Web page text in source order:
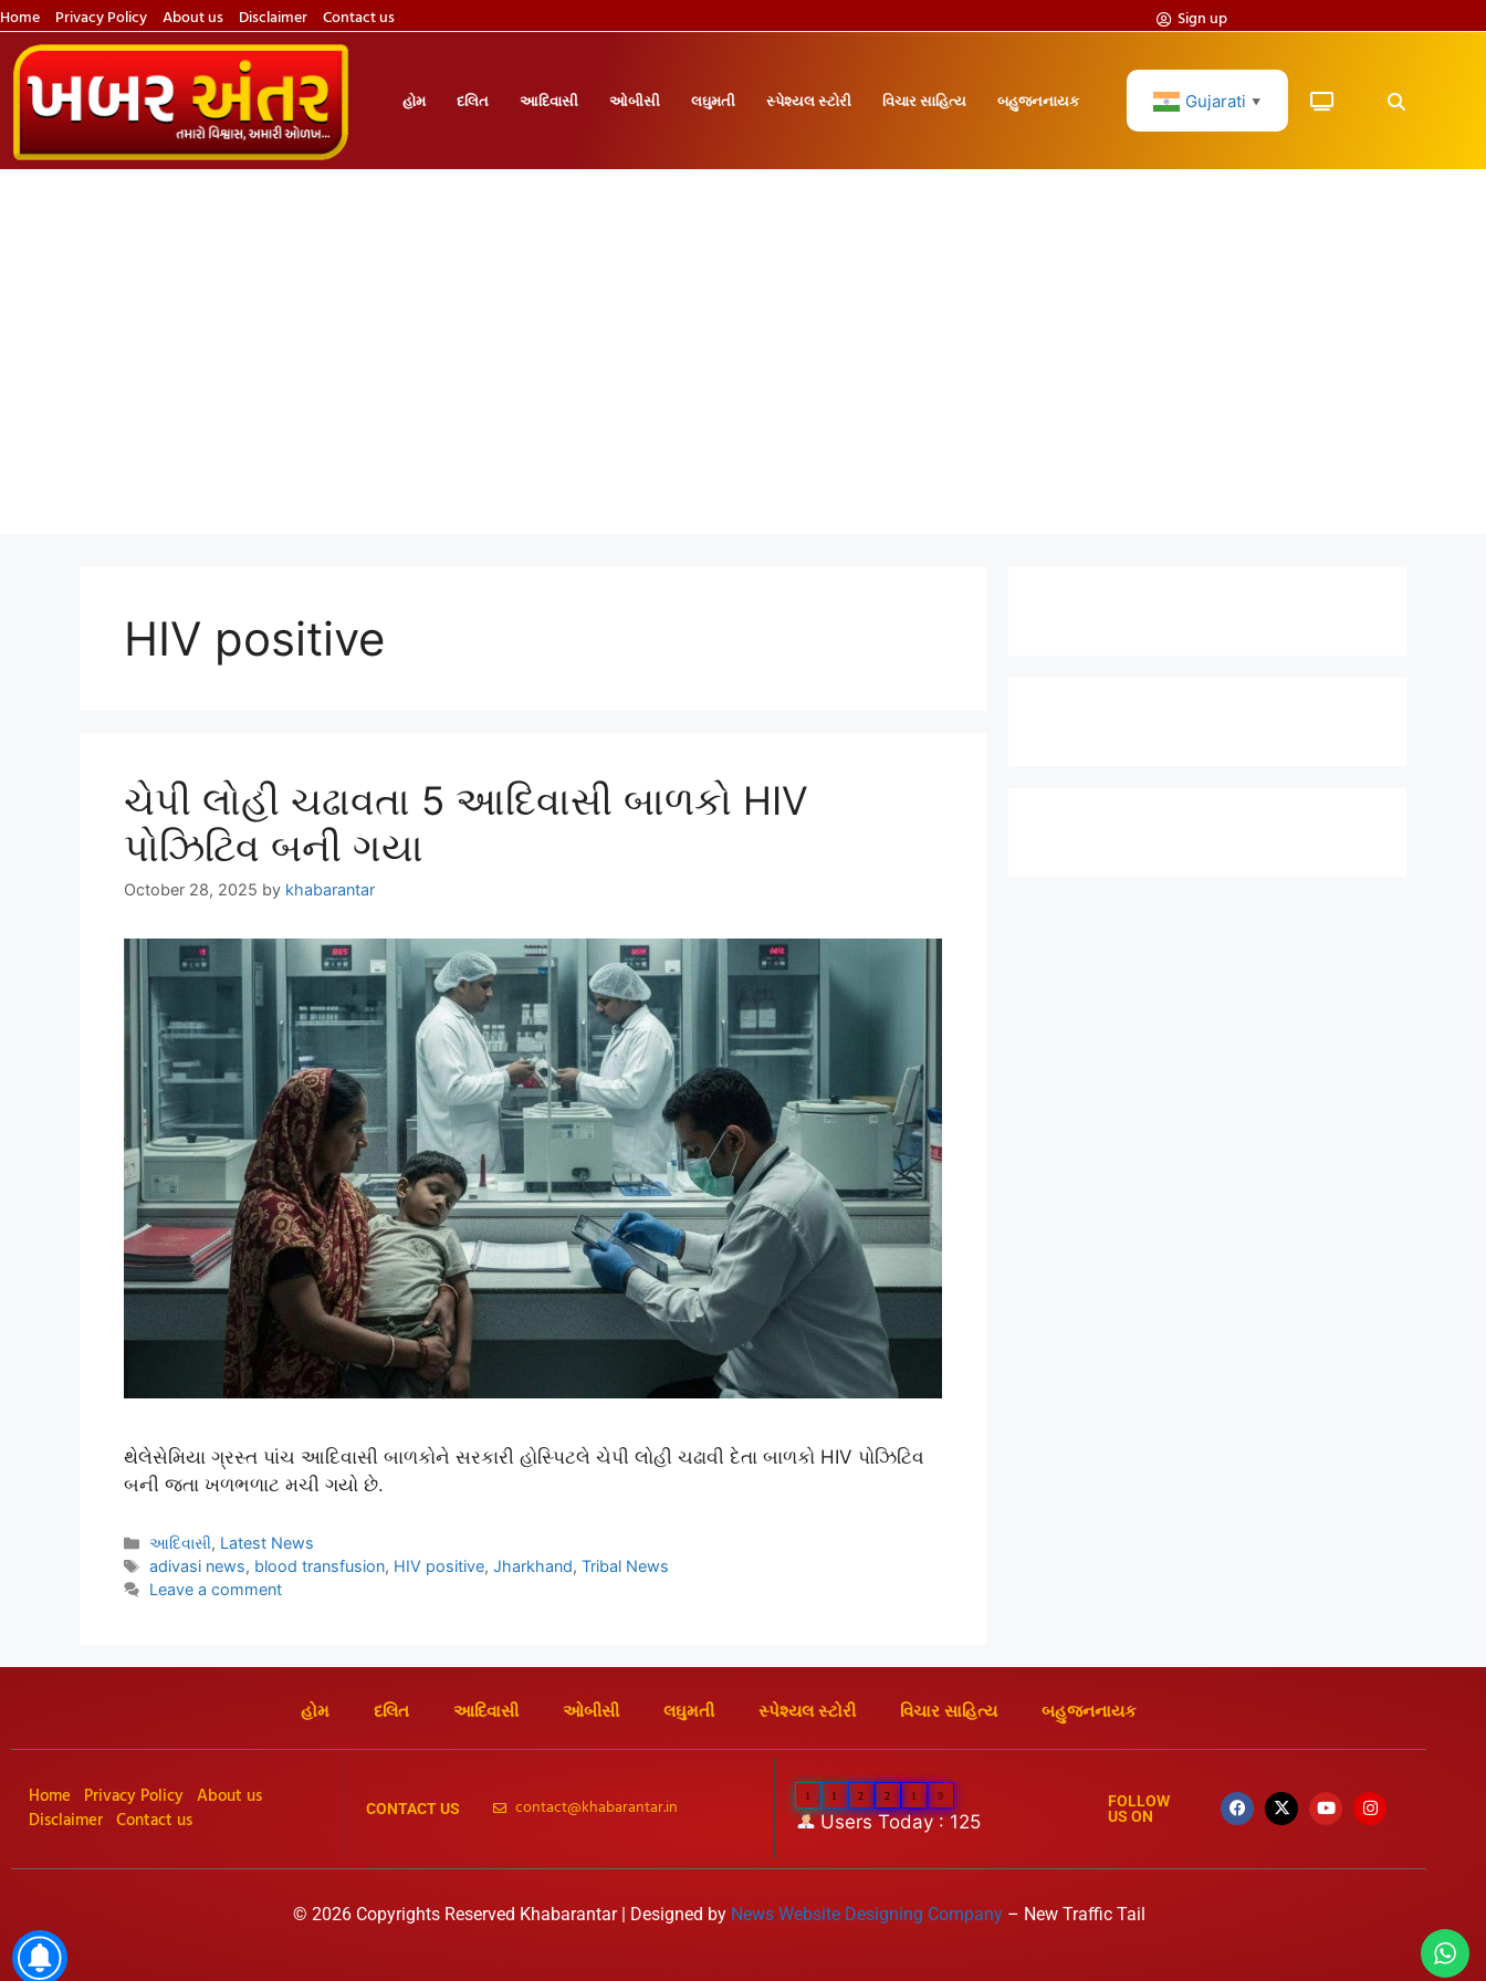
Home Privacy Policy About us Disclaimer Contact us Sign up
હોમ દલિત આદિવાસી ઓબીસી લઘુમતી સ્પેશ્યલ સ્ટોરી વિચાર સાહિત્ય બહુજનનાયક Gujarati ▼
HIV positive
ચેપી લોહી ચઢાવતા 5 આદિવાસી બાળકો HIV
પોઝિટિવ બની ગયા
October 28, 2025 by khabarantar
થેલેસેમિયા ગ્રસ્ત પાંચ આદિવાસી બાળકોને સરકારી હોસ્પિટલે ચેપી લોહી ચઢાવી દેતા બાળકો HIV પોઝિટિવ
બની જતા ખળભળાટ મચી ગયો છે.
આદિવાસી, Latest News
adivasi news, blood transfusion, HIV positive,Jharkhand,Tribal News
Leave a comment
હોમ દલિત આદિવાસી ઓબીસી લઘુમતી સ્પેશ્યલ સ્ટોરી વિચાર સાહિત્ય બહુજનનાયક
Home Privacy Policy About us
Disclaimer Contact us CONTACT US contact@khabarantar.in 1 1 2 2 1 9
Users Today : 125
FOLLOW
US ON
© 2026 Copyrights Reserved Khabarantar | Designed by News Website Designing Company – New Traffic Tail